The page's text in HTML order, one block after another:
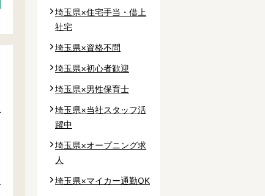
埼玉県×住宅手当・借上
社宅
埼玉県×資格不問
埼玉県×初心者歓迎
埼玉県×男性保育士
埼玉県×当社スタッフ活
躍中
埼玉県×オープニング求
人
埼玉県×マイカー通勤OK